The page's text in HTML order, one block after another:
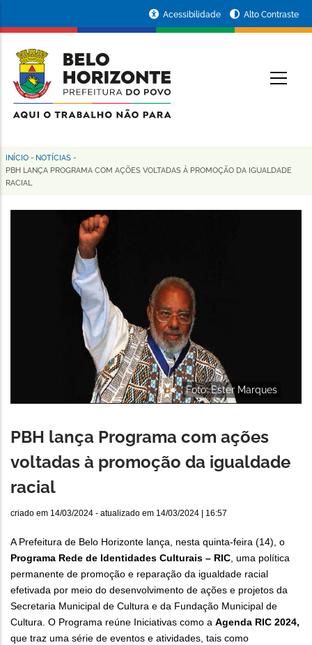
conteúdo
principal
da
Prefeitura
de
Horizonte
Acessibilidade Alto Contraste
Trilha
de
navegação
INÍCIO - NOTÍCIAS -
PBH LANÇA PROGRAMA COM AÇÕES VOLTADAS À PROMOÇÃO DA IGUALDADE
RACIAL
Foto: Ester Marques
PBH lança Programa com ações
voltadas à promoção da igualdade
racial
criado em 14/03/2024 - atualizado em 14/03/2024 | 16:57
A Prefeitura de Belo Horizonte lança, nesta quinta-feira (14), o
Programa Rede de Identidades Culturais – RIC, uma política
permanente de promoção e reparação da igualdade racial
efetivada por meio do desenvolvimento de ações e projetos da
Secretaria Municipal de Cultura e da Fundação Municipal de
Cultura. O Programa reúne Iniciativas como a Agenda RIC 2024,
que traz uma série de eventos e atividades, tais como